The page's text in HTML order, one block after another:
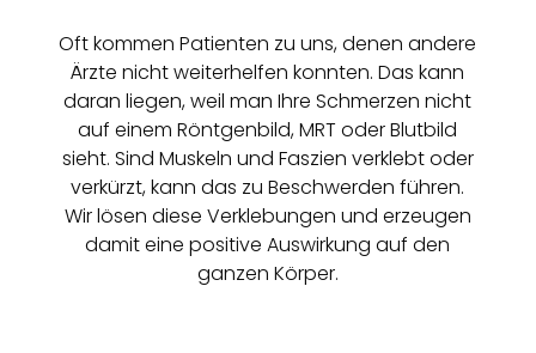
Oft kommen Patienten zu uns, denen andere
Ärzte nicht weiterhelfen konnten. Das kann
daran liegen, weil man Ihre Schmerzen nicht
auf einem Röntgenbild, MRT oder Blutbild
sieht. Sind Muskeln und Faszien verklebt oder
verkürzt, kann das zu Beschwerden führen.
Wir lösen diese Verklebungen und erzeugen
damit eine positive Auswirkung auf den
ganzen Körper.